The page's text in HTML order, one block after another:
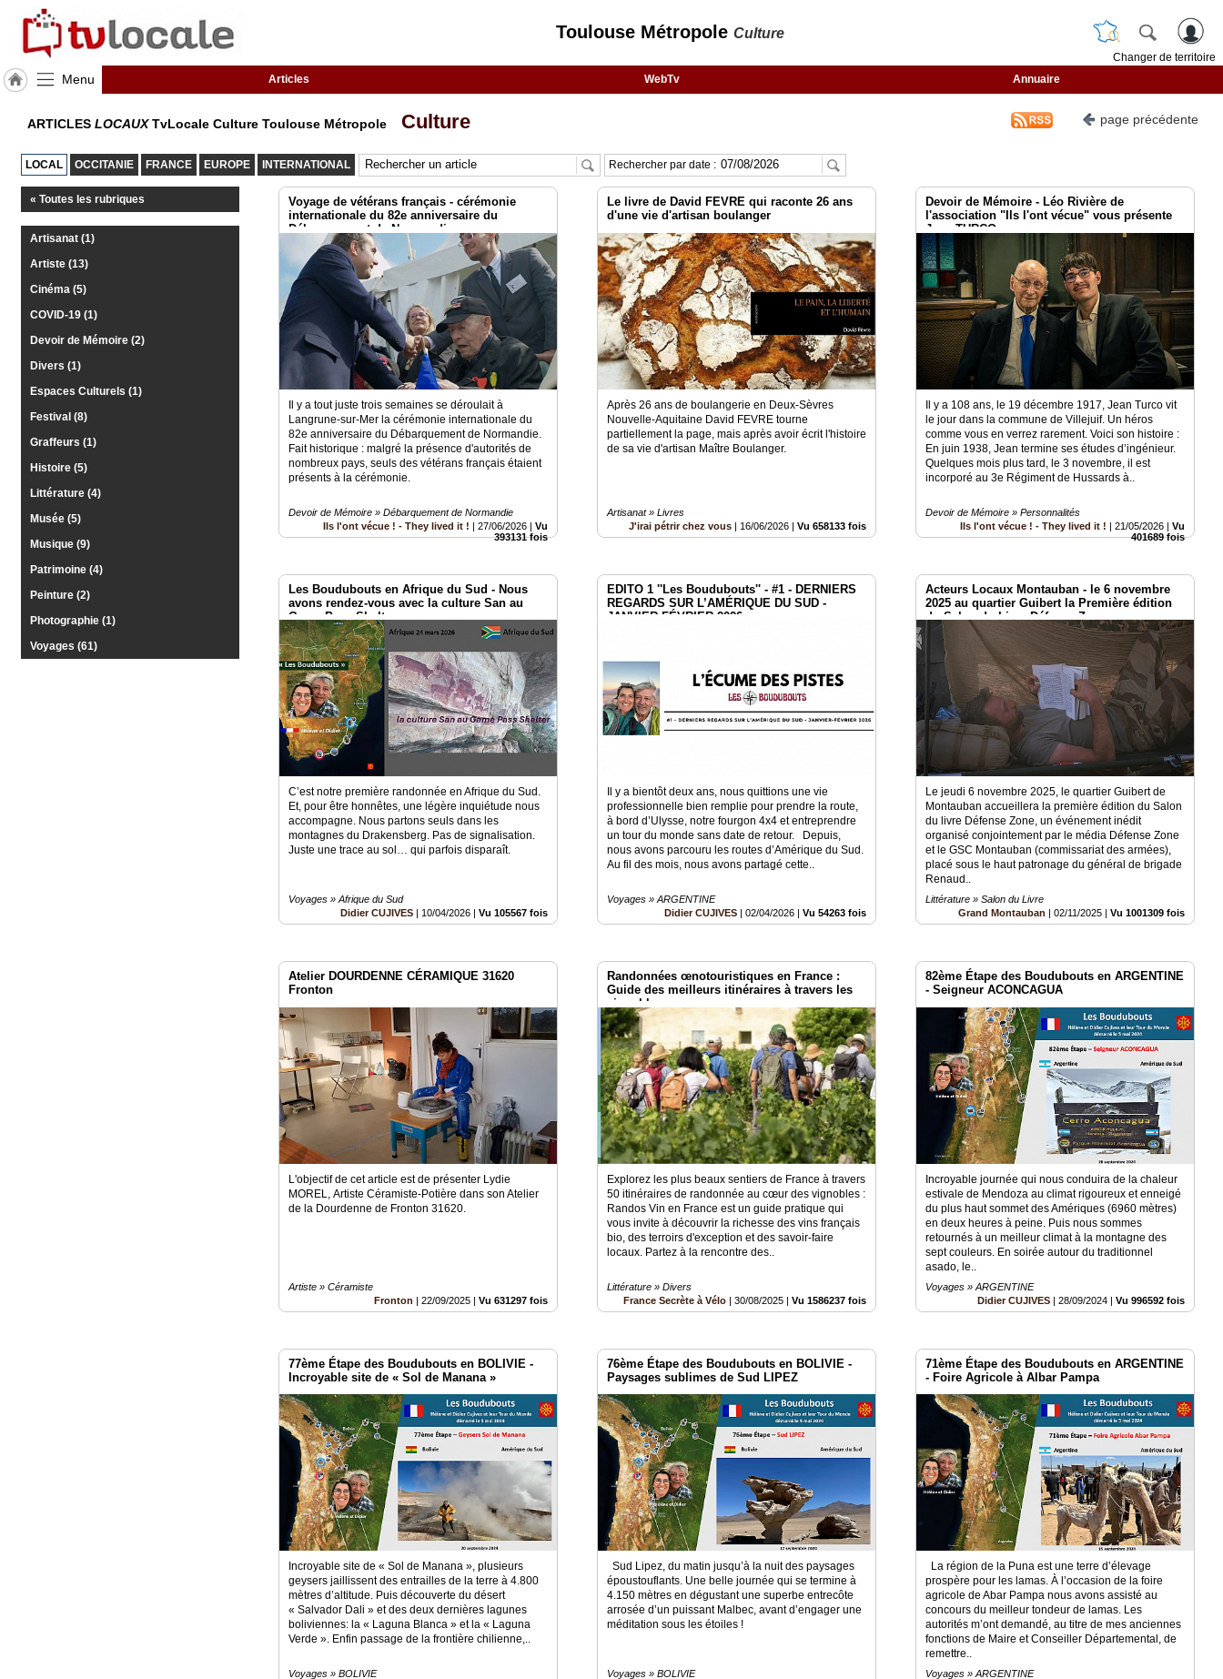
Toulouse Métropole Culture
Changer de territoire
Menu Articles WebTv Annuaire
ACCUEIL
Toulouse
Métropole
TvLocale
France
Accueil
Gazette
Vidéos
Blogs
Inscription
annuaire
Accès
éditeur
ARTICLES LOCAUXTvLocale Culture Toulouse Métropole Culture page précédente
LOCAL OCCITANIE FRANCE EUROPE INTERNATIONAL Rechercher par date :
« Toutes les rubriques
Artisanat (1)
Artiste (13)
Cinéma (5)
COVID-19 (1)
Devoir de Mémoire (2)
Divers (1)
Espaces Culturels (1)
Festival (8)
Graffeurs (1)
Histoire (5)
Littérature (4)
Musée (5)
Musique (9)
Patrimoine (4)
Peinture (2)
Photographie (1)
Voyages (61)
Voyage de vétérans français - cérémonie
internationale du 82e anniversaire du
Débarquement de Normandie
Il y a tout juste trois semaines se déroulait à
Langrune-sur-Mer la cérémonie internationale du
82e anniversaire du Débarquement de Normandie.
Fait historique : malgré la présence d'autorités de
nombreux pays, seuls des vétérans français étaient
présents à la cérémonie.
Devoir de Mémoire » Débarquement de Normandie
Ils l'ont vécue ! - They lived it ! |27/06/2026 |Vu
393131 fois
Le livre de David FEVRE qui raconte 26 ans
d'une vie d'artisan boulanger
Après 26 ans de boulangerie en Deux-Sèvres
Nouvelle-Aquitaine David FEVRE tourne
partiellement la page, mais après avoir écrit l'histoire
de sa vie d'artisan Maître Boulanger.
Artisanat » Livres
J'irai pétrir chez vous | 16/06/2026 |Vu 658133 fois
Devoir de Mémoire - Léo Rivière de
l'association "Ils l'ont vécue" vous présente
Jean TURCO
Il y a 108 ans, le 19 décembre 1917, Jean Turco vit
le jour dans la commune de Villejuif. Un héros
comme vous en verrez rarement. Voici son histoire :
En juin 1938, Jean termine ses études d’ingénieur.
Quelques mois plus tard, le 3 novembre, il est
incorporé au 3e Régiment de Hussards à..
Devoir de Mémoire » Personnalités
Ils l'ont vécue ! - They lived it ! |21/05/2026 |Vu
401689 fois
Les Boudubouts en Afrique du Sud - Nous
avons rendez-vous avec la culture San au
Game Pass Shelter
C’est notre première randonnée en Afrique du Sud.
Et, pour être honnêtes, une légère inquiétude nous
accompagne. Nous partons seuls dans les
montagnes du Drakensberg. Pas de signalisation.
Juste une trace au sol… qui parfois disparaît.
Voyages » Afrique du Sud
Didier CUJIVES | 10/04/2026 |Vu 105567 fois
EDITO 1 ''Les Boudubouts'' - #1 - DERNIERS
REGARDS SUR L’AMÉRIQUE DU SUD -
JANVIER-FÉVRIER 2026
Il y a bientôt deux ans, nous quittions une vie
professionnelle bien remplie pour prendre la route,
à bord d’Ulysse, notre fourgon 4x4 et entreprendre
un tour du monde sans date de retour. Depuis,
nous avons parcouru les routes d’Amérique du Sud.
Au fil des mois, nous avons partagé cette..
Voyages » ARGENTINE
Didier CUJIVES |02/04/2026 |Vu 54263 fois
Acteurs Locaux Montauban - le 6 novembre
2025 au quartier Guibert la Première édition
du Salon du Livre Défense Zone -
Le jeudi 6 novembre 2025, le quartier Guibert de
Montauban accueillera la première édition du Salon
du livre Défense Zone, un événement inédit
organisé conjointement par le média Défense Zone
et le GSC Montauban (commissariat des armées),
placé sous le haut patronage du général de brigade
Renaud..
Littérature » Salon du Livre
Grand Montauban |02/11/2025 |Vu 1001309 fois
Atelier DOURDENNE CÉRAMIQUE 31620
Fronton
L'objectif de cet article est de présenter Lydie
MOREL, Artiste Céramiste-Potière dans son Atelier
de la Dourdenne de Fronton 31620.
Artiste » Céramiste
Fronton |22/09/2025 |Vu 631297 fois
Randonnées œnotouristiques en France :
Guide des meilleurs itinéraires à travers les
vignobles
Explorez les plus beaux sentiers de France à travers
50 itinéraires de randonnée au cœur des vignobles :
Randos Vin en France est un guide pratique qui
vous invite à découvrir la richesse des vins français
bio, des terroirs d'exception et des savoir-faire
locaux. Partez à la rencontre des..
Littérature » Divers
France Secrète à Vélo |30/08/2025 |Vu 1586237 fois
82ème Étape des Boudubouts en ARGENTINE
- Seigneur ACONCAGUA
Incroyable journée qui nous conduira de la chaleur
estivale de Mendoza au climat rigoureux et enneigé
du plus haut sommet des Amériques (6960 mètres)
en deux heures à peine. Puis nous sommes
retournés à un meilleur climat à la montagne des
sept couleurs. En soirée autour du traditionnel
asado, le..
Voyages » ARGENTINE
Didier CUJIVES |28/09/2024 |Vu 996592 fois
77ème Étape des Boudubouts en BOLIVIE -
Incroyable site de « Sol de Manana »
Incroyable site de « Sol de Manana », plusieurs
geysers jaillissent des entrailles de la terre à 4.800
mètres d’altitude. Puis découverte du désert
« Salvador Dali » et des deux dernières lagunes
boliviennes: la « Laguna Blanca » et la « Laguna
Verde ». Enfin passage de la frontière chilienne,..
Voyages » BOLIVIE
76ème Étape des Boudubouts en BOLIVIE -
Paysages sublimes de Sud LIPEZ
Sud Lipez, du matin jusqu’à la nuit des paysages
époustouflants. Une belle journée qui se termine à
4.150 mètres en dégustant une superbe entrecôte
arrosée d’un puissant Malbec, avant d’engager une
méditation sous les étoiles !
Voyages » BOLIVIE
71ème Étape des Boudubouts en ARGENTINE
- Foire Agricole à Albar Pampa
La région de la Puna est une terre d’élevage
prospère pour les lamas. À l’occasion de la foire
agricole de Abar Pampa nous avons assisté au
concours du meilleur tondeur de lamas. Les
autorités m’ont demandé, au titre de mes anciennes
fonctions de Maire et Conseiller Départemental, de
remettre..
Voyages » ARGENTINE